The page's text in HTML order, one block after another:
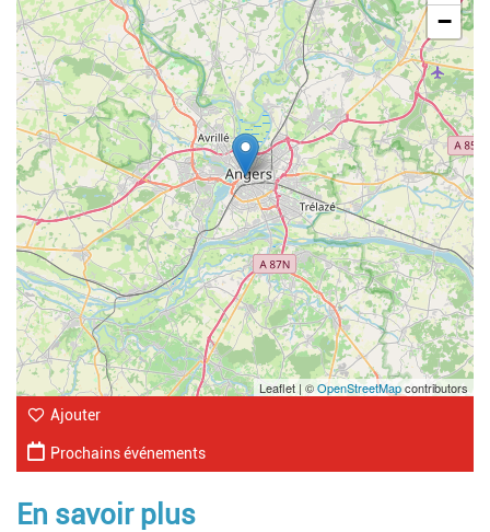
−
Leaflet | ©OpenStreetMapcontributors
Ajouter
Prochains événements
En savoir plus